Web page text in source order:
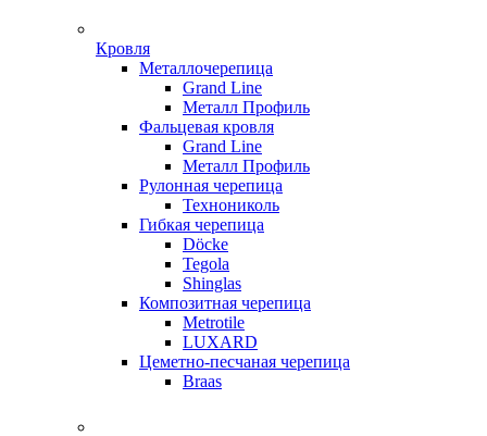
Кровля
Металлочерепица
Grand Line
Металл Профиль
Фальцевая кровля
Grand Line
Металл Профиль
Рулонная черепица
Технониколь
Гибкая черепица
Döсkе
Tegola
Shinglas
Композитная черепица
Metrotile
LUXARD
Цеметно-песчаная черепица
Braas